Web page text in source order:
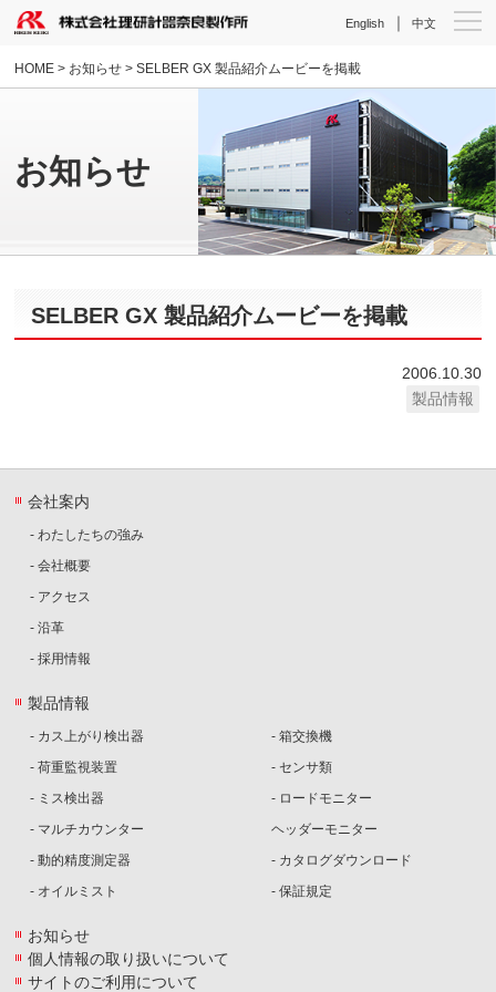
English ｜ 中文
HOME > お知らせ > SELBER GX 製品紹介ムービーを掲載
お知らせ
SELBER GX 製品紹介ムービーを掲載
2006.10.30
製品情報
会社案内
- わたしたちの強み
- 会社概要
- アクセス
- 沿革
- 採用情報
製品情報
- カス上がり検出器
- 荷重監視装置
- ミス検出器
- マルチカウンター
- 動的精度測定器
- オイルミスト
- 箱交換機
- センサ類
- ロードモニター
ヘッダーモニター
- カタログダウンロード
- 保証規定
お知らせ
個人情報の取り扱いについて
サイトのご利用について